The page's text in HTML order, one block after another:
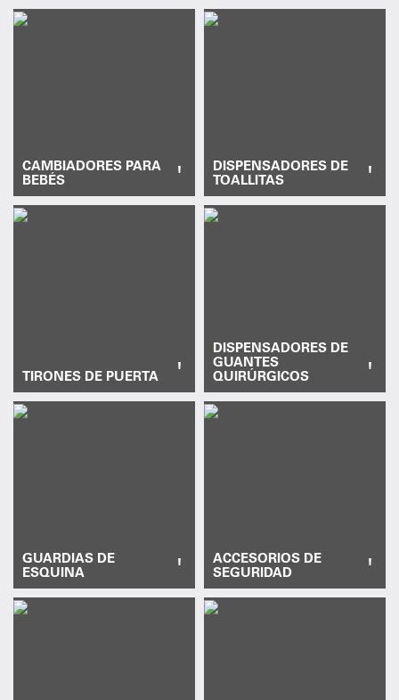
CAMBIADORES PARA
BEBÉS
'
DISPENSADORES DE
TOALLITAS
'
TIRONES DE PUERTA '
DISPENSADORES DE
GUANTES
QUIRÚRGICOS
'
GUARDIAS DE
ESQUINA
'
ACCESORIOS DE
SEGURIDAD
'